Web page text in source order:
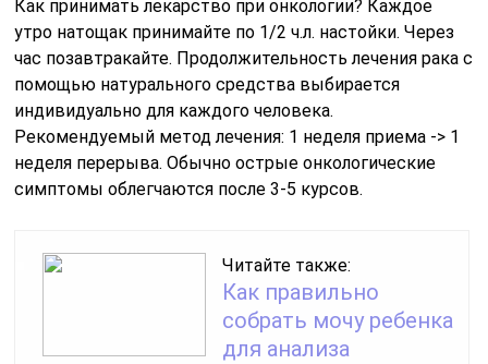
Как принимать лекарство при онкологии? Каждое
утро натощак принимайте по 1/2 ч.л. настойки. Через
час позавтракайте. Продолжительность лечения рака с
помощью натурального средства выбирается
индивидуально для каждого человека.
Рекомендуемый метод лечения: 1 неделя приема -> 1
неделя перерыва. Обычно острые онкологические
симптомы облегчаются после 3-5 курсов.
Читайте также:
Как правильно
собрать мочу ребенка
для анализа